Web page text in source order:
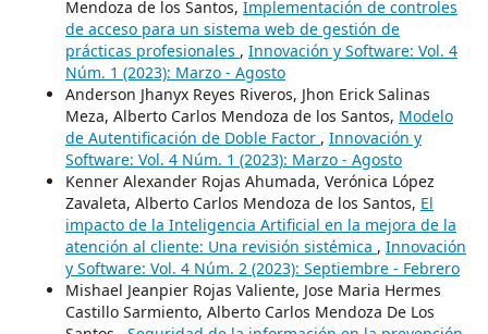
Mendoza de los Santos, Implementación de controles
de acceso para un sistema web de gestión de
prácticas profesionales , Innovación y Software: Vol. 4
Núm. 1 (2023): Marzo - Agosto
Anderson Jhanyx Reyes Riveros, Jhon Erick Salinas
Meza, Alberto Carlos Mendoza de los Santos, Modelo
de Autentificación de Doble Factor , Innovación y
Software: Vol. 4 Núm. 1 (2023): Marzo - Agosto
Kenner Alexander Rojas Ahumada, Verónica López
Zavaleta, Alberto Carlos Mendoza de los Santos, El
impacto de la Inteligencia Artificial en la mejora de la
atención al cliente: Una revisión sistémica , Innovación
y Software: Vol. 4 Núm. 2 (2023): Septiembre - Febrero
Mishael Jeanpier Rojas Valiente, Jose Maria Hermes
Castillo Sarmiento, Alberto Carlos Mendoza De Los